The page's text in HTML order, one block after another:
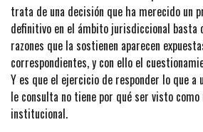
trata de una decisión que ha merecido un
definitivo en el ámbito jurisdiccional basta
razones que la sostienen aparecen
correspondientes, y con ello el
Y es que el ejercicio de responder lo que a
le consulta no tiene por qué ser visto como
institucional.